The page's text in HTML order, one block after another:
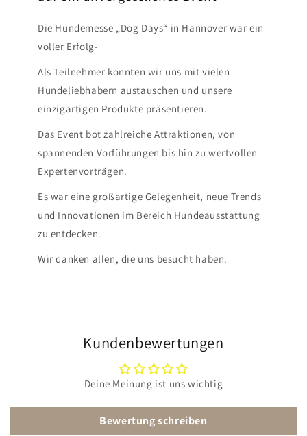
Die Hundemesse „Dog Days“ in Hannover war ein
voller Erfolg-
Als Teilnehmer konnten wir uns mit vielen
Hundeliebhabern austauschen und unsere
einzigartigen Produkte präsentieren.
Das Event bot zahlreiche Attraktionen, von
spannenden Vorführungen bis hin zu wertvollen
Expertenvorträgen.
Es war eine großartige Gelegenheit, neue Trends
und Innovationen im Bereich Hundeausstattung
zu entdecken.
Wir danken allen, die uns besucht haben.
Kundenbewertungen
Deine Meinung ist uns wichtig
Bewertung schreiben